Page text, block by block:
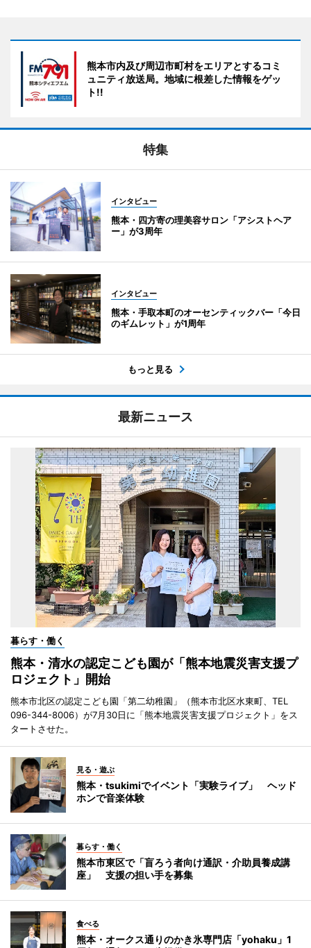
熊本市内及び周辺市町村をエリアとするコミ
ュニティ放送局。地域に根差した情報をゲッ
ト!!
特集
インタビュー
熊本・四方寄の理美容サロン「アシストヘア
ー」が3周年
インタビュー
熊本・手取本町のオーセンティックバー「今日
のギムレット」が1周年
もっと見る
最新ニュース
暮らす・働く
熊本・清水の認定こども園が「熊本地震災害支援プ
ロジェクト」開始
熊本市北区の認定こども園「第二幼稚園」（熊本市北区水東町、TEL
096-344-8006）が7月30日に「熊本地震災害支援プロジェクト」をス
タートさせた。
見る・遊ぶ
熊本・tsukimiでイベント「実験ライブ」 ヘッド
ホンで音楽体験
暮らす・働く
熊本市東区で「盲ろう者向け通訳・介助員養成講
座」 支援の担い手を募集
食べる
熊本・オークス通りのかき氷専門店「yohaku」1